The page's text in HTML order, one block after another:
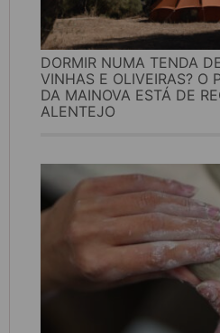
DORMIR NUMA TENDA
VINHAS E OLIVEIRAS? O
DA MAINOVA ESTÁ DE
ALENTEJO